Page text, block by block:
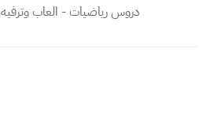
دروس رياضيات - العاب وترفيه